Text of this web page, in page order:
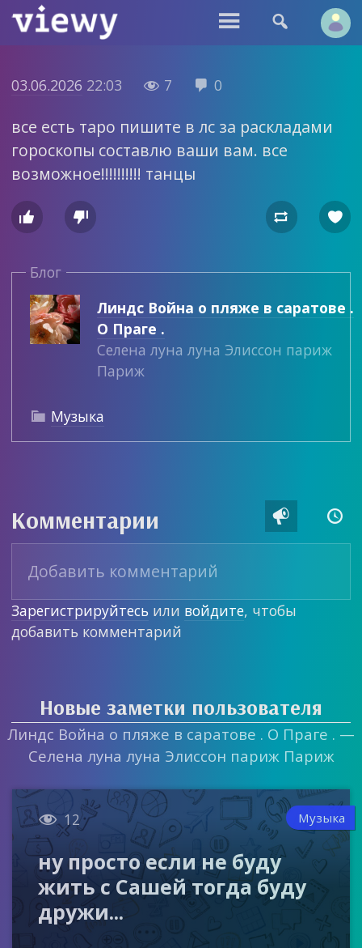
 
03.06.2026 22:03  7  0
все есть таро пишите в лс за раскладами
гороскопы составлю ваши вам. все
возможное!!!!!!!!!! танцы
   
Блог
Линдс Война о пляже в саратове .
О Праге .
Селена луна луна Элиссон париж
Париж
 Музыка
Комментарии  
Зарегистрируйтесь или войдите, чтобы
добавить комментарий
Новые заметки пользователя
Линдс Война о пляже в саратове . О Праге . —
Селена луна луна Элиссон париж Париж
 12 Музыка
ну просто если не буду
жить с Сашей тогда буду
дружи...